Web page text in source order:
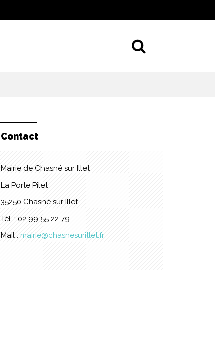
Contact
Mairie de Chasné sur Illet
La Porte Pilet
35250 Chasné sur Illet
Tél. : 02 99 55 22 79
Mail : mairie@chasnesurillet.fr